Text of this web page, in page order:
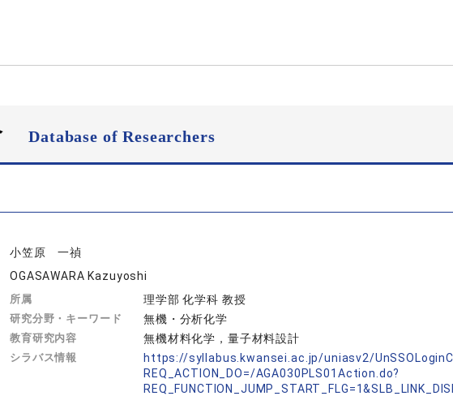
Database of Researchers
小笠原 一禎
OGASAWARA Kazuyoshi
所属 理学部 化学科 教授
研究分野・キーワード 無機・分析化学
教育研究内容 無機材料化学，量子材料設計
シラバス情報
https://syllabus.kwansei.ac.jp/uniasv2/
REQ_ACTION_DO=/AGA030PLS01Action.do?